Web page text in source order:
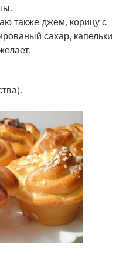
также джем, корицу с
сахар, капельки